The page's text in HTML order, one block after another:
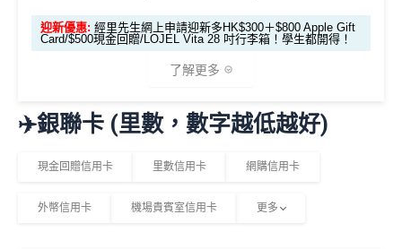
月或以上還款
期）
$1,000「獎賞
0,000里)
2,000里)
*持卡人需於發卡後60日內完成累積簽賬滿HK$8,000
PHILIPS RO 純淨飲水機 (A
DD6901)
智能手錶
發卡後頭90日內
HK$500 現金回贈
迎新優惠: 經里先生網上申請迎新多HK$300＋$800 Apple Gift
Card/$500現金回贈/LOJEL Vita 28 吋行李箱！學生都開得！
了解更多
🎁迎新禮遇
經網上申請 可享HK$300現金回贈
✈️銀聯卡 (里數，數字越低越好)
現金回贈信用卡 里數信用卡 網購信用卡
外幣信用卡 機場貴賓室信用卡 更多